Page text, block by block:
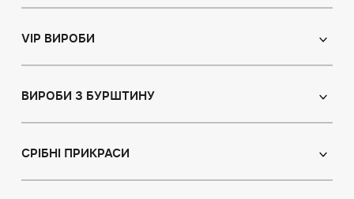
Іменні ікони
Натюрморт
Мисливська тема
VIP ВИРОБИ
Ікони з пластин
ВИРОБИ З БУРШТИНУ
Браслети
СРІБНІ ПРИКРАСИ